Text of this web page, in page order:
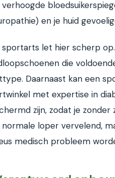
verhoogde
en je huid
sportarts let hier scherp
die
Daarnaast kan een
met expertise in
zijn, zodat je
normale loper vervelend,
medisch probleem